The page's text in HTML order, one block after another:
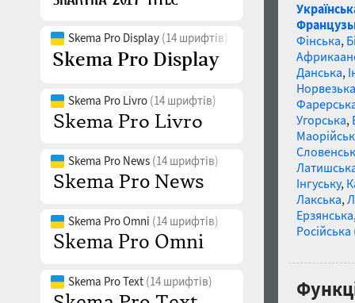
Skema Pro Display (14 шрифтів)
Skema Pro Livro (14 шрифтів)
Skema Pro News (14 шрифтів)
Skema Pro Omni (14 шрифтів)
Skema Pro Text (14 шрифтів)
Фінська,
Данська,
Норвезька
Угорська,
Інгуську,
Лакська,
Ерзянська
Російська